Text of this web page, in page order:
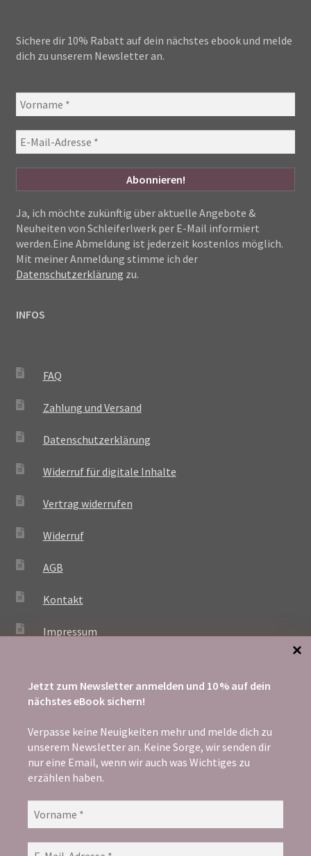
Jetzt zum Newsletter anmelden und 10 % auf dein
nächstes eBook sichern!
Verpasse keine Neuigkeiten mehr und melde dich zu
unserem Newsletter an. Keine Sorge, wir senden dir
nur eine Email, wenn wir auch was Wichtiges zu
erzählen haben.
Sichere dir 10% Rabatt auf dein nächstes ebook und melde
dich zu unserem Newsletter an.
Ja, ich möchte zukünftig über aktuelle Angebote &
Neuheiten von Schleiferlwerk per E-Mail informiert
werden.Eine Abmeldung ist jederzeit kostenlos möglich.
Mit meiner Anmeldung stimme ich der
Datenschutzerklärung zu.
INFOS
FAQ
Zahlung und Versand
Datenschutzerklärung
Widerruf für digitale Inhalte
Vertrag widerrufen
Widerruf
AGB
Kontakt
Impressum
ZAHLUNG